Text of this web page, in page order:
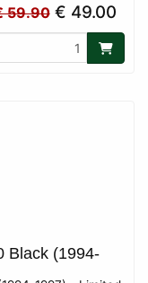
59.90€ 49.00
Black (1994-